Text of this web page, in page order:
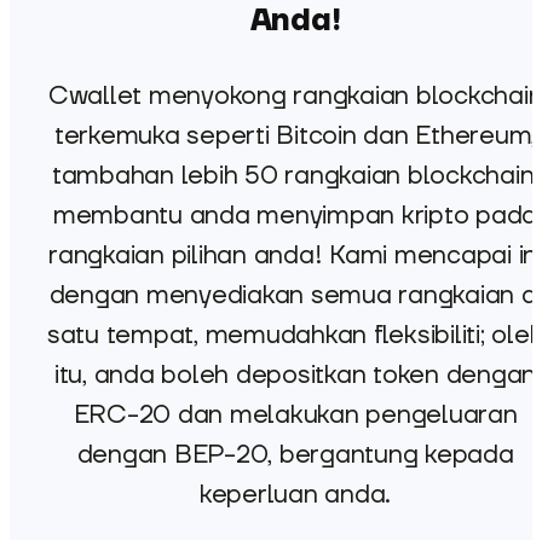
Anda!
Cwallet menyokong rangkaian blockchain
terkemuka seperti Bitcoin dan Ethereum,
tambahan lebih 50 rangkaian blockchain,
membantu anda menyimpan kripto pada
rangkaian pilihan anda! Kami mencapai ini
dengan menyediakan semua rangkaian di
satu tempat, memudahkan fleksibiliti;
itu, anda boleh depositkan token dengan
ERC-20 dan melakukan pengeluaran
dengan BEP-20, bergantung kepada
keperluan anda.